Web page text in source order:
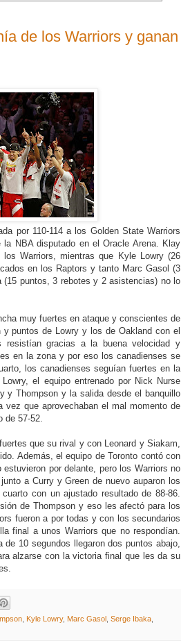
de los Warriors y ganan
por 110-114 a los Golden State Warriors
NBA disputado en el Oracle Arena. Klay
Warriors, mientras que Kyle Lowry (26
en los Raptors y tanto Marc Gasol (3
puntos, 3 rebotes y 2 asistencias) no lo
muy fuertes en ataque y conscientes de
puntos de Lowry y los de Oakland con el
resistían gracias a la buena velocidad y
en la zona y por eso los canadienses se
los canadienses seguían fuertes en la
el equipo entrenado por Nick Nurse
y Thompson y la salida desde el banquillo
que aprovechaban el mal momento de
de 57-52.
que su rival y con Leonard y Siakam,
Además, el equipo de Toronto contó con
por delante, pero los Warriors no
a Curry y Green de nuevo auparon los
con un ajustado resultado de 88-86.
de Thompson y eso les afectó para los
fueron a por todas y con los secundarios
final a unos Warriors que no respondían.
10 segundos llegaron dos puntos abajo,
alzarse con la victoria final que les da su
Kyle Lowry, Marc Gasol Serge Ibaka